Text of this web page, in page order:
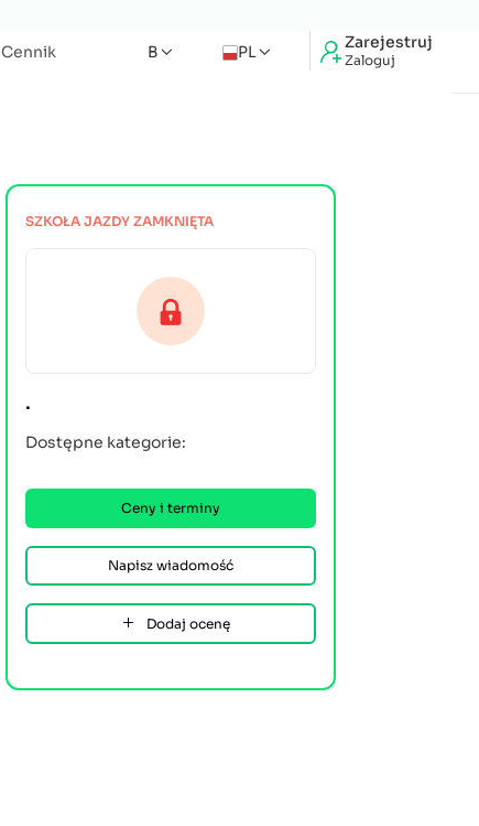
Zarejestruj
Zaloguj
PL
Cennik B
SZKOŁA JAZDY ZAMKNIĘTA
.
Dostępne kategorie:
Ceny i terminy
Napisz wiadomość
Dodaj ocenę